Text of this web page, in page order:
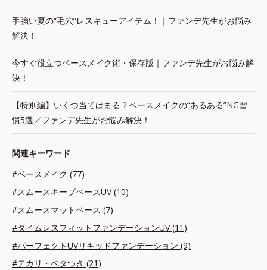
手強い夏の“毛穴”レスキューアイテム！｜ファンデ先生がお悩み
解決！
今すぐ役立つベースメイク術・保存版｜ファンデ先生がお悩み解
決！
【特別編】いくつ当てはまる？ベースメイクの“あるある”NG習
慣5選／ファンデ先生がお悩み解決！
関連キーワード
#ベースメイク (77)
#スムースキープベースUV (10)
#スムースマットベース (7)
#タイムレスフィットファンデーションUV (11)
#パーフェクトUVリキッドファンデーション (9)
#テカリ・ベタつき (21)